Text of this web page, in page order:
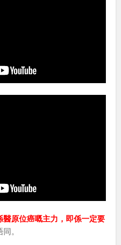
醫原位癌嘅主力，即係一定要
。